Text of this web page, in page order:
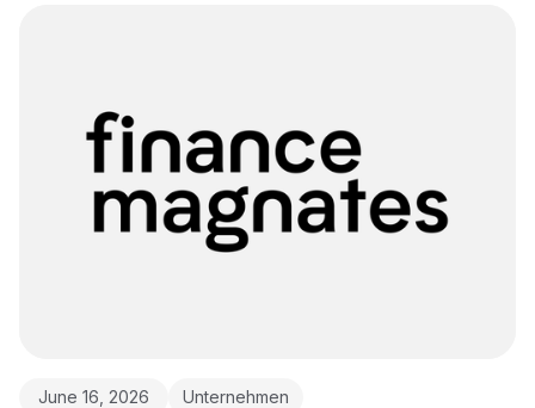
June 16, 2026 Unternehmen